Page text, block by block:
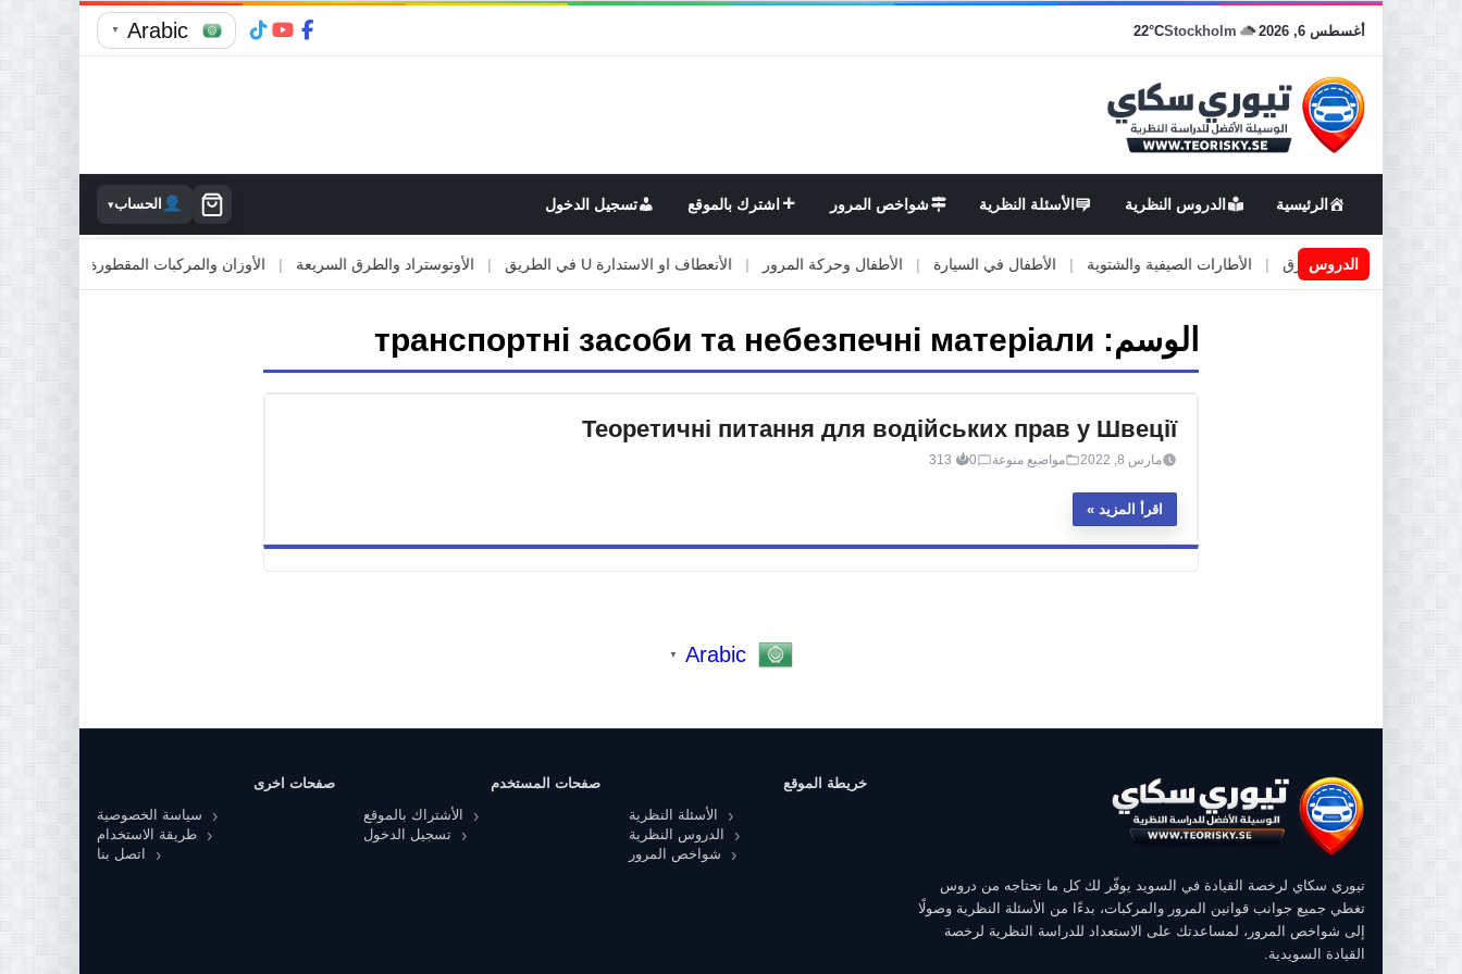
أغسطس 6, 2026 Stockholm
22°C
Arabic
▼
الرئيسية الدروس النظرية الأسئلة النظرية شواخص المرور اشترك بالموقع تسجيل الدخول الحساب▾
الدروس
اعمال او صيانة الطرق الأطارات الصيفية والشتوية | الأطفال في السيارة | الأطفال وحركة المرور | الأنعطاف او الاستدارة U في الطريق الأوتوستراد والطرق السريعة | الأوزان والمركبات المقطورة | الاصطدام
الوسم: транспортні засоби та небезпечні матеріали
Теоретичні питання для водійських прав у Швеції
مارس 8, 2022 مواضيع منوعة 0
313
اقرأ المزيد
Arabic
▼
تيوري سكاي لرخصة القيادة في السويد يوفّر لك كل ما تحتاجه من دروس
تغطي جميع جوانب قوانين المرور والمركبات، بدءًا من الأسئلة النظرية وصولًا
إلى شواخص المرور، لمساعدتك على الاستعداد للدراسة النظرية لرخصة
القيادة السويدية.
خريطة الموقع
الأسئلة النظرية
الدروس النظرية
شواخص المرور
صفحات المستخدم
الأشتراك بالموقع
تسجيل الدخول
صفحات اخرى
سياسة الخصوصية
طريقة الاستخدام
اتصل بنا